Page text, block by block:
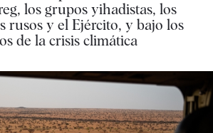
los grupos yihadistas, los
rusos y el Ejército, y bajo los
de la crisis climática